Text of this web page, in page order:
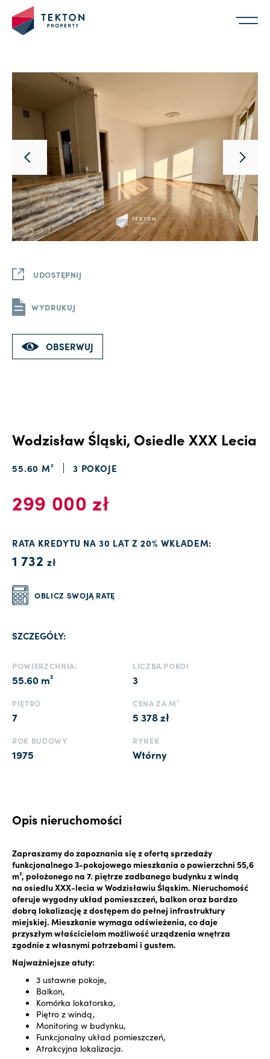
UDOSTĘPNIJ
WYDRUKUJ
OBSERWUJ
Wodzisław Śląski, Osiedle XXX Lecia
55.60 M² 3 POKOJE
299 000 zł
RATA KREDYTU NA 30 LAT Z 20% WKŁADEM:
1 732 zł
OBLICZ SWOJĄ RATĘ
SZCZEGÓŁY:
POWIERZCHNIA:
55.60 m²
LICZBA POKOI
3
PIĘTRO
7
CENA ZA M²
5 378 zł
ROK BUDOWY
1975
RYNEK
Wtórny
Opis nieruchomości
Zapraszamy do zapoznania się z ofertą sprzedaży
funkcjonalnego 3-pokojowego mieszkania o powierzchni 55,6
m², położonego na 7. piętrze zadbanego budynku z windą
na osiedlu XXX-lecia w Wodzisławiu Śląskim. Nieruchomość
oferuje wygodny układ pomieszczeń, balkon oraz bardzo
dobrą lokalizację z dostępem do pełnej infrastruktury
miejskiej. Mieszkanie wymaga odświeżenia, co daje
przyszłym właścicielom możliwość urządzenia wnętrza
zgodnie z własnymi potrzebami i gustem.
Najważniejsze atuty:
3 ustawne pokoje,
Balkon,
Komórka lokatorska,
Piętro z windą,
Monitoring w budynku,
Funkcjonalny układ pomieszczeń,
Atrakcyjna lokalizacja.